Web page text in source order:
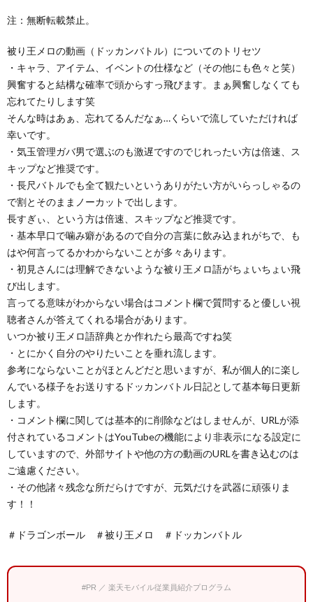
注：無断転載禁止。
被り王メロの動画（ドッカンバトル）についてのトリセツ
・キャラ、アイテム、イベントの仕様など（その他にも色々と笑）
興奮すると結構な確率で頭からすっ飛びます。まぁ興奮しなくても
忘れてたりします笑
そんな時はあぁ、忘れてるんだなぁ…くらいで流していただければ
幸いです。
・気玉管理ガバ男で選ぶのも激遅ですのでじれったい方は倍速、ス
キップなど推奨です。
・長尺バトルでも全て観たいというありがたい方がいらっしゃるの
で割とそのままノーカットで出します。
長すぎぃ、という方は倍速、スキップなど推奨です。
・基本早口で噛み癖があるので自分の言葉に飲み込まれがちで、も
はや何言ってるかわからないことが多々あります。
・初見さんには理解できないような被り王メロ語がちょいちょい飛
び出します。
言ってる意味がわからない場合はコメント欄で質問すると優しい視
聴者さんが答えてくれる場合があります。
いつか被り王メロ語辞典とか作れたら最高ですね笑
・とにかく自分のやりたいことを垂れ流します。
参考にならないことがほとんどだと思いますが、私が個人的に楽し
んでいる様子をお送りするドッカンバトル日記として基本毎日更新
します。
・コメント欄に関しては基本的に削除などはしませんが、URLが添
付されているコメントはYouTubeの機能により非表示になる設定に
していますので、外部サイトや他の方の動画のURLを書き込むのは
ご遠慮ください。
・その他諸々残念な所だらけですが、元気だけを武器に頑張りま
す！！
＃ドラゴンボール ＃被り王メロ ＃ドッカンバトル
#PR ／ 楽天モバイル従業員紹介プログラム